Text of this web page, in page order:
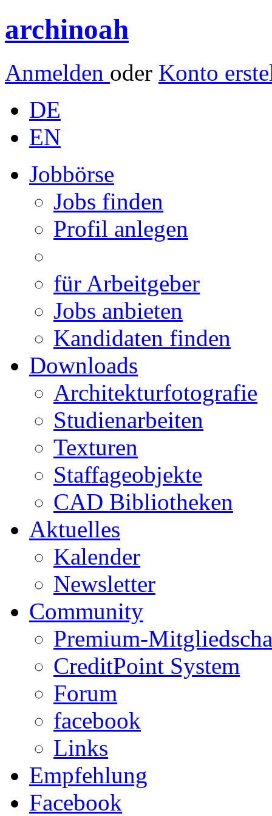
archinoah
Anmelden oder Konto
DE
EN
Jobbörse
Jobs finden
Profil anlegen
für Arbeitgeber
Jobs anbieten
Kandidaten finden
Downloads
Architekturfotografie
Studienarbeiten
Texturen
Staffageobjekte
CAD Bibliotheken
Aktuelles
Kalender
Newsletter
Community
Premium-
CreditPoint System
Forum
facebook
Links
Empfehlung
Facebook